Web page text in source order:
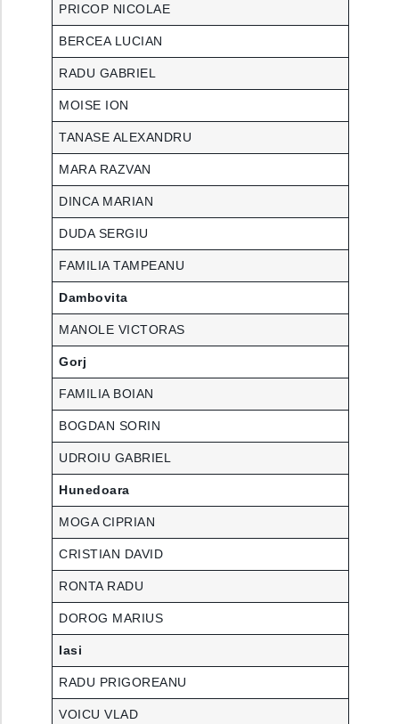
PRICOP NICOLAE
BERCEA LUCIAN
RADU GABRIEL
MOISE ION
TANASE ALEXANDRU
MARA RAZVAN
DINCA MARIAN
DUDA SERGIU
FAMILIA TAMPEANU
Dambovita
MANOLE VICTORAS
Gorj
FAMILIA BOIAN
BOGDAN SORIN
UDROIU GABRIEL
Hunedoara
MOGA CIPRIAN
CRISTIAN DAVID
RONTA RADU
DOROG MARIUS
Iasi
RADU PRIGOREANU
VOICU VLAD